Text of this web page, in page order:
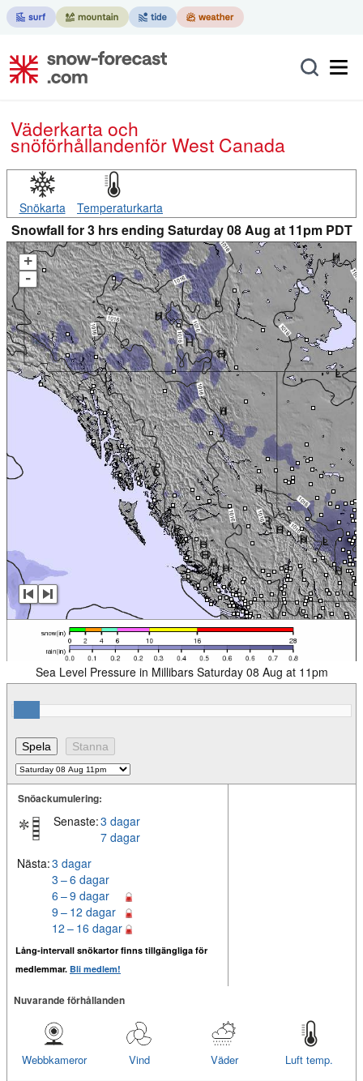
Väderkarta och
snöförhållandenför West Canada
Snökarta Temperaturkarta
Snowfall for 3 hrs ending Saturday 08 Aug at 11pm PDT
+
-
Sea Level Pressure in Millibars Saturday 08 Aug at 11pm
Snöackumulering:
Senaste:3 dagar
7 dagar
Nästa:3 dagar
3 – 6 dagar
6 – 9 dagar
9 – 12 dagar
12 – 16 dagar
Lång-intervall snökartor finns tillgängliga för
medlemmar. Bli medlem!
Nuvarande förhållanden
Luft temp.
Väder
Vind
Webbkameror